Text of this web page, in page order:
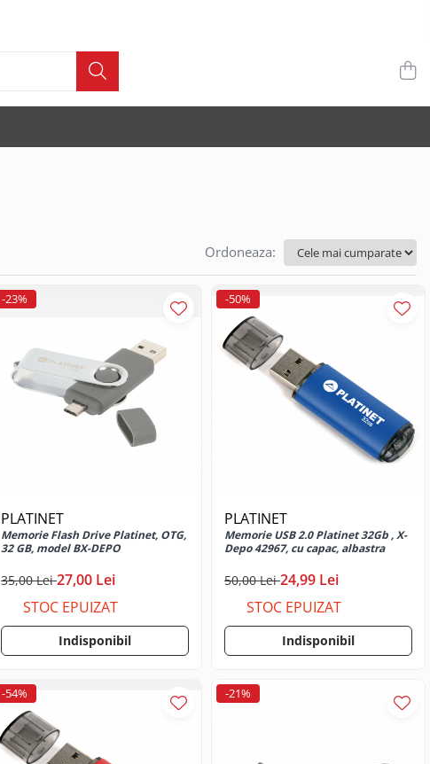
Ordoneaza:
-23%
PLATINET
Memorie Flash Drive Platinet, OTG,
32 GB, model BX-DEPO
35,00 Lei27,00 Lei
STOC EPUIZAT
Indisponibil
-50%
PLATINET
Memorie USB 2.0 Platinet 32Gb , X-
Depo 42967, cu capac, albastra
50,00 Lei24,99 Lei
STOC EPUIZAT
Indisponibil
-54% -21%